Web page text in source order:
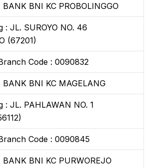
BNI KC PROBOLINGGO
: JL. SUROYO NO. 46
(67201)
Code : 0090832
BNI KC MAGELANG
: JL. PAHLAWAN NO. 1
Code : 0090845
BNI KC PURWOREJO